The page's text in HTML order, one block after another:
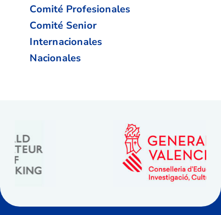
Comité Profesionales
Comité Senior
Internacionales
Nacionales